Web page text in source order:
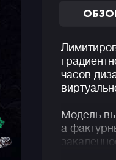
часов
Модель
а